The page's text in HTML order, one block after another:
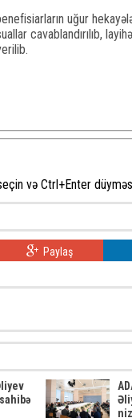
uğur
cavablandırılıb,
və Ctrl+Enter
Paylaş